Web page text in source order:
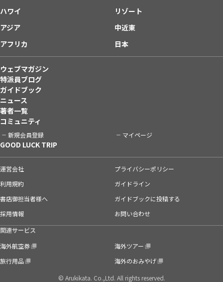
ハワイ
リゾート
アジア
中近東
アフリカ
日本
ウェブマガジン
特派員ブログ
ガイドブック
ニュース
著者一覧
コミュニティ
新規会員登録 マイページ
GOOD LUCK TRIP
運営会社
プライバシーポリシー
利用規約
ガイドライン
書店御担当者様へ
ガイドブックに投稿する
採用情報
お問い合わせ
関連サービス
海外航空券
海外ツアー
旅行用品
海外のおみやげ
© Arukikata. Co.,Ltd. All rights reserved.